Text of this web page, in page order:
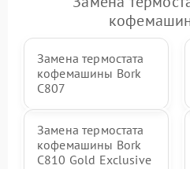
Замена термостата
кофемашины Bork
C807
Замена термостата
кофемашины Bork
C810 Gold Exclusive